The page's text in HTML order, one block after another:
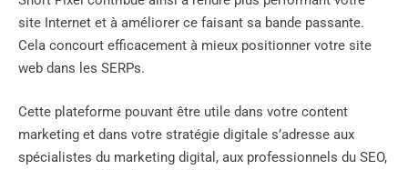
site Internet et à améliorer ce faisant sa bande passante.
Cela concourt efficacement à mieux positionner votre site
web dans les SERPs.
Cette plateforme pouvant être utile dans votre content
marketing et dans votre stratégie digitale s’adresse aux
spécialistes du marketing digital, aux professionnels du SEO,